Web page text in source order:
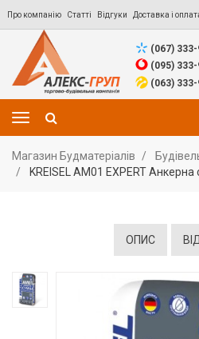
Про компанію Статті Відгуки Доставка і
(067)
(095)
(063)
Магазин Будматеріалів
KREISEL AM01 EXPERT
ОПИС